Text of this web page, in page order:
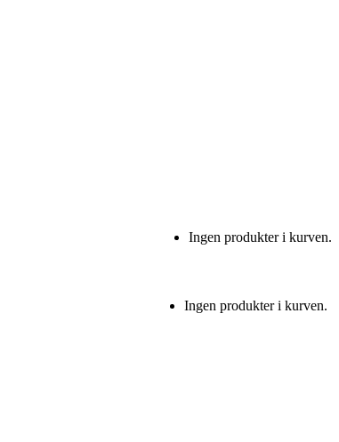
Ingen produkter i kurven.
Ingen produkter i kurven.